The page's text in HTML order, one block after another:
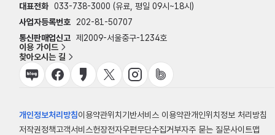
대표전화 033-738-3000 (유료, 평일 09시~18시)
사업자등록번호
202-81-50707
통신판매업신고 제2009-서울중구-1234호
이용 가이드
찾아오시는 길
개인정보처리방침이용약관위치기반서비스 이용약관개인위치정보 처리방침
저작권정책고객서비스헌장전자우편무단수집거부자주 묻는 질문사이트맵